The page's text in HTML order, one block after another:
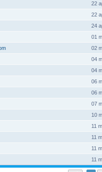
22
22
24
01
02
04
04
06
06
07
10
11
11
11
11